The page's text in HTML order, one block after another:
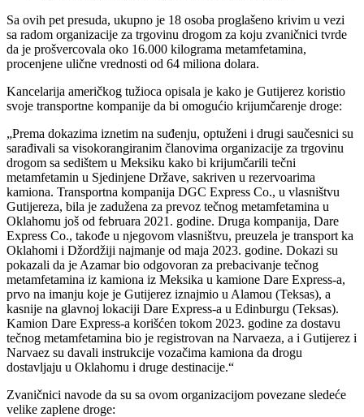
Sa ovih pet presuda, ukupno je 18 osoba proglašeno krivim u vezi
sa radom organizacije za trgovinu drogom za koju zvaničnici tvrde
da je prošvercovala oko 16.000 kilograma metamfetamina,
procenjene ulične vrednosti od 64 miliona dolara.
Kancelarija američkog tužioca opisala je kako je Gutijerez koristio
svoje transportne kompanije da bi omogućio krijumčarenje droge:
„Prema dokazima iznetim na suđenju, optuženi i drugi saučesnici su
sarađivali sa visokorangiranim članovima organizacije za trgovinu
drogom sa sedištem u Meksiku kako bi krijumčarili tečni
metamfetamin u Sjedinjene Države, sakriven u rezervoarima
kamiona. Transportna kompanija DGC Express Co., u vlasništvu
Gutijereza, bila je zadužena za prevoz tečnog metamfetamina u
Oklahomu još od februara 2021. godine. Druga kompanija, Dare
Express Co., takođe u njegovom vlasništvu, preuzela je transport ka
Oklahomi i Džordžiji najmanje od maja 2023. godine. Dokazi su
pokazali da je Azamar bio odgovoran za prebacivanje tečnog
metamfetamina iz kamiona iz Meksika u kamione Dare Express-a,
prvo na imanju koje je Gutijerez iznajmio u Alamou (Teksas), a
kasnije na glavnoj lokaciji Dare Express-a u Edinburgu (Teksas).
Kamion Dare Express-a korišćen tokom 2023. godine za dostavu
tečnog metamfetamina bio je registrovan na Narvaeza, a i Gutijerez i
Narvaez su davali instrukcije vozačima kamiona da drogu
dostavljaju u Oklahomu i druge destinacije.“
Zvaničnici navode da su sa ovom organizacijom povezane sledeće
velike zaplene droge: